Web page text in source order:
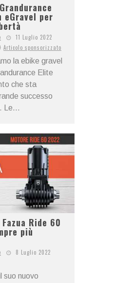
eGravel per
11 Luglio 2022
Articolo sponsorizzato
la ebike gravel
Elite
che sta
successo
Le...
Ride 60
più
8 Luglio 2022
suo nuovo